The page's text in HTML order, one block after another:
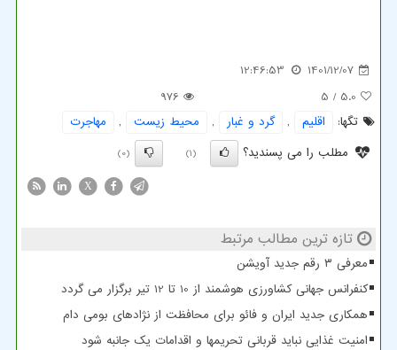
1401/12/07
12:46:53
5.0
/ 5
976
تگها:
اقلیم , گرد و غبار , محیط زیست ,
مهاجرت
مطلب را می پسندید؟
(1)
(0)
X
تازه ترین مطالب مرتبط
معرفی ۳ رقم جدید آویشن
کنفرانس جهانی کشاورزی هوشمند از 10 تا 12 تیر برگزار می گردد
همکاری جدید ایران و فائو برای محافظت از نژادهای بومی دام
امنیت غذایی نباید قربانی تحریمها و اقدامات یک جانبه شود